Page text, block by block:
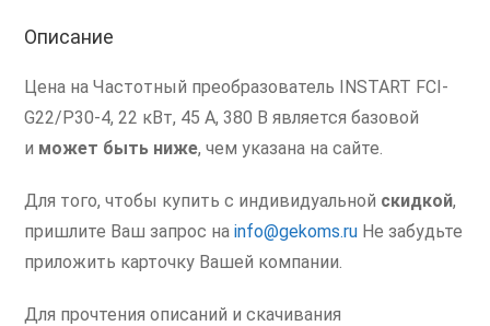
Описание
Цена на Частотный преобразователь INSTART FCI-
G22/P30-4, 22 кВт, 45 А, 380 В является базовой
и может быть ниже, чем указана на сайте.
Для того, чтобы купить с индивидуальной скидкой,
пришлите Ваш запрос наinfo@gekoms.ru Не забудьте
приложить карточку Вашей компании.
Для прочтения описаний и скачивания